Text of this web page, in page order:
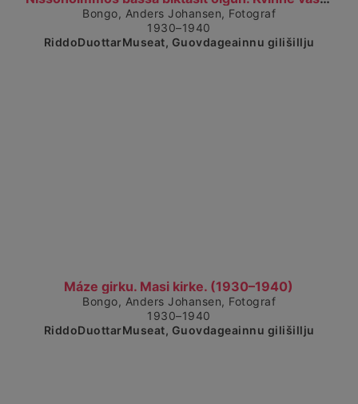
Bongo, Anders Johansen, Fotograf
1930–1940
RiddoDuottarMuseat, Guovdageainnu gilišillju
Máze girku. Masi kirke. (1930–1940)
Čájet dárkkes dieđuid
Bongo, Anders Johansen, Fotograf
1930–1940
RiddoDuottarMuseat, Guovdageainnu gilišillju